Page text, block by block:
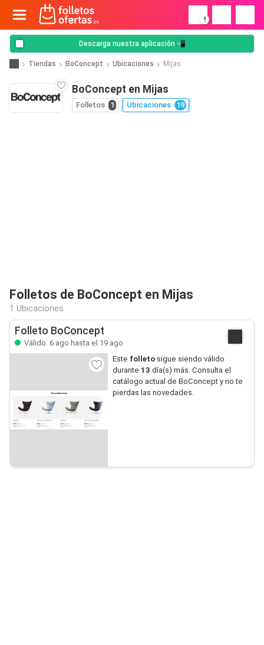
!
Descarga nuestra aplicación 📲
Tiendas BoConcept Ubicaciones Mijas
BoConcept en Mijas
Folletos 1 Ubicaciones 19
Folletos de BoConcept en Mijas
1 Ubicaciones
Folleto BoConcept
Válido: 6 ago hasta el 19 ago
Este folletosigue siendo válido
durante 13 día(s) más. Consulta el
catálogo actual de BoConcept y no te
pierdas las novedades.